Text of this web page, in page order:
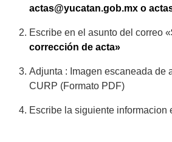
actas@yucatan.gob.mx o
Escribe en el asunto del correo «
corrección de acta»
Adjunta : Imagen escaneada de
CURP (Formato PDF)
Escribe la siguiente informacion